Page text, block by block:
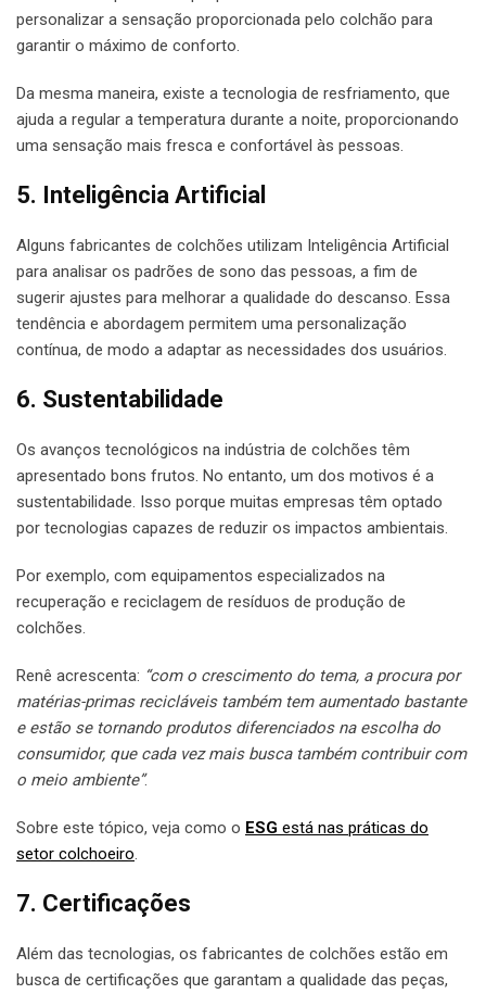
personalizar a sensação proporcionada pelo colchão para
garantir o máximo de conforto.
Da mesma maneira, existe a tecnologia de resfriamento, que
ajuda a regular a temperatura durante a noite, proporcionando
uma sensação mais fresca e confortável às pessoas.
5. Inteligência Artificial
Alguns fabricantes de colchões utilizam Inteligência Artificial
para analisar os padrões de sono das pessoas, a fim de
sugerir ajustes para melhorar a qualidade do descanso. Essa
tendência e abordagem permitem uma personalização
contínua, de modo a adaptar as necessidades dos usuários.
6. Sustentabilidade
Os avanços tecnológicos na indústria de colchões têm
apresentado bons frutos. No entanto, um dos motivos é a
sustentabilidade. Isso porque muitas empresas têm optado
por tecnologias capazes de reduzir os impactos ambientais.
Por exemplo, com equipamentos especializados na
recuperação e reciclagem de resíduos de produção de
colchões.
Renê acrescenta: “com o crescimento do tema, a procura por
matérias-primas recicláveis também tem aumentado bastante
e estão se tornando produtos diferenciados na escolha do
consumidor, que cada vez mais busca também contribuir com
o meio ambiente”.
Sobre este tópico, veja como o ESG está nas práticas do
setor colchoeiro.
7. Certificações
Além das tecnologias, os fabricantes de colchões estão em
busca de certificações que garantam a qualidade das peças,